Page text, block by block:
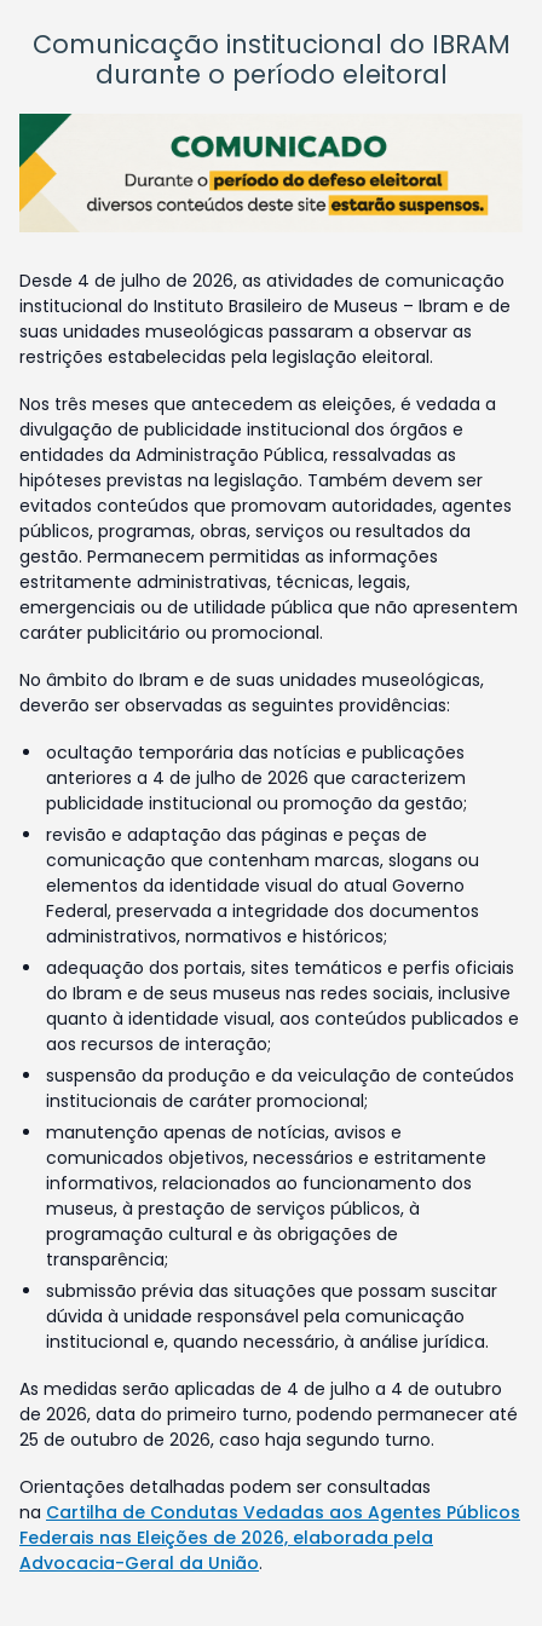
Comunicação institucional do IBRAM
durante o período eleitoral
Desde 4 de julho de 2026, as atividades de comunicação
institucional do Instituto Brasileiro de Museus – Ibram e de
suas unidades museológicas passaram a observar as
restrições estabelecidas pela legislação eleitoral.
Nos três meses que antecedem as eleições, é vedada a
divulgação de publicidade institucional dos órgãos e
entidades da Administração Pública, ressalvadas as
hipóteses previstas na legislação. Também devem ser
evitados conteúdos que promovam autoridades, agentes
públicos, programas, obras, serviços ou resultados da
gestão. Permanecem permitidas as informações
estritamente administrativas, técnicas, legais,
emergenciais ou de utilidade pública que não apresentem
caráter publicitário ou promocional.
No âmbito do Ibram e de suas unidades museológicas,
deverão ser observadas as seguintes providências:
ocultação temporária das notícias e publicações
anteriores a 4 de julho de 2026 que caracterizem
publicidade institucional ou promoção da gestão;
revisão e adaptação das páginas e peças de
comunicação que contenham marcas, slogans ou
elementos da identidade visual do atual Governo
Federal, preservada a integridade dos documentos
administrativos, normativos e históricos;
adequação dos portais, sites temáticos e perfis oficiais
do Ibram e de seus museus nas redes sociais, inclusive
quanto à identidade visual, aos conteúdos publicados e
aos recursos de interação;
suspensão da produção e da veiculação de conteúdos
institucionais de caráter promocional;
manutenção apenas de notícias, avisos e
comunicados objetivos, necessários e estritamente
informativos, relacionados ao funcionamento dos
museus, à prestação de serviços públicos, à
programação cultural e às obrigações de
transparência;
submissão prévia das situações que possam suscitar
dúvida à unidade responsável pela comunicação
institucional e, quando necessário, à análise jurídica.
As medidas serão aplicadas de 4 de julho a 4 de outubro
de 2026, data do primeiro turno, podendo permanecer até
25 de outubro de 2026, caso haja segundo turno.
Orientações detalhadas podem ser consultadas
na Cartilha de Condutas Vedadas aos Agentes Públicos
Federais nas Eleições de 2026, elaborada pela
Advocacia-Geral da União.